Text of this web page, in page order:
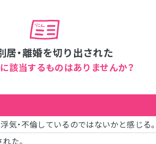
居・離婚を切り出された
該当するものはありませんか？
気・不倫しているのではないかと感じる
た。